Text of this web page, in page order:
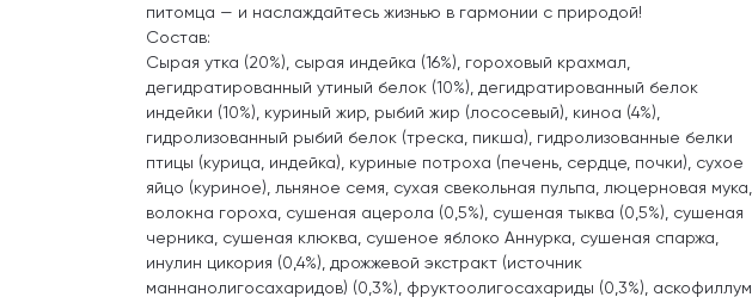
питомца — и наслаждайтесь жизнью в гармонии с природой!
Состав:
Сырая утка (20%), сырая индейка (16%), гороховый крахмал,
дегидратированный утиный белок (10%), дегидратированный белок
индейки (10%), куриный жир, рыбий жир (лососевый), киноа (4%),
гидролизованный рыбий белок (треска, пикша), гидролизованные белки
птицы (курица, индейка), куриные потроха (печень, сердце, почки), сухое
яйцо (куриное), льняное семя, сухая свекольная пульпа, люцерновая мука,
волокна гороха, сушеная ацерола (0,5%), сушеная тыква (0,5%), сушеная
черника, сушеная клюква, сушеное яблоко Аннурка, сушеная спаржа,
инулин цикория (0,4%), дрожжевой экстракт (источник
маннанолигосахаридов) (0,3%), фруктоолигосахариды (0,3%), аскофиллум